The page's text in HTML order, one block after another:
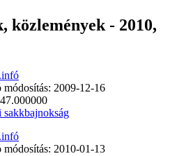
közlemények - 2010,
módosítás: 2009-12-16
sakkbajnokság
módosítás: 2010-01-13